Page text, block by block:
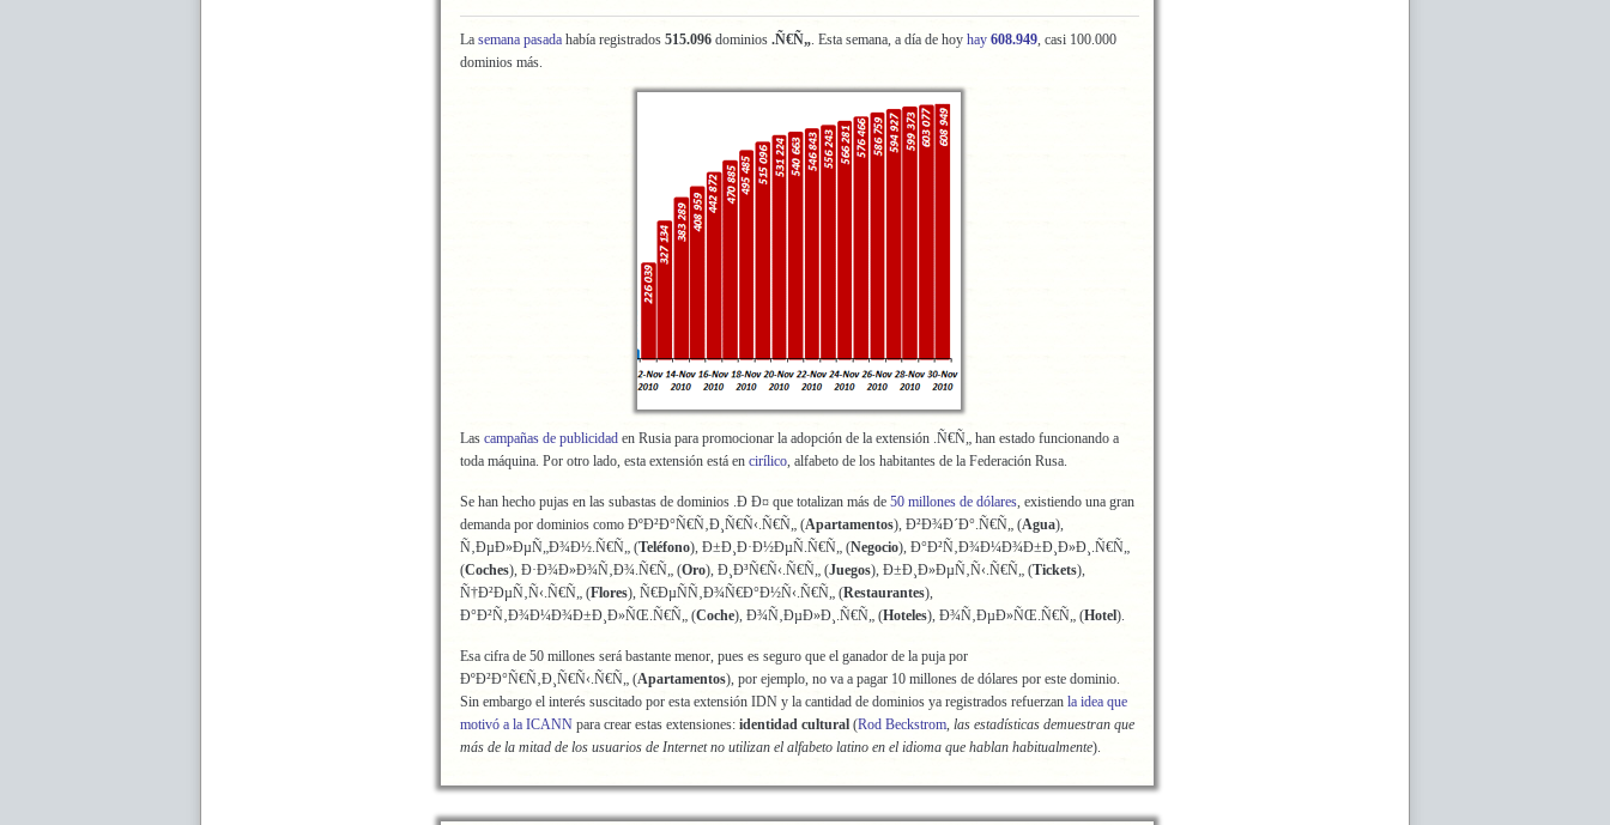
La semana pasada había registrados 515.096 dominios .Ñ€Ñ„. Esta semana, a día de hoy hay 608.949, casi 100.000
dominios más.
Las campañas de publicidad en Rusia para promocionar la adopción de la extensión .Ñ€Ñ„ han estado funcionando a
toda máquina. Por otro lado, esta extensión está en cirílico, alfabeto de los habitantes de la Federación Rusa.
Se han hecho pujas en las subastas de dominios .Ð Ð¤ que totalizan más de 50 millones de dólares, existiendo una gran
demanda por dominios como ÐºÐ²Ð°Ñ€Ñ‚Ð¸Ñ€Ñ‹.Ñ€Ñ„ (Apartamentos), Ð²Ð¾Ð´Ð°.Ñ€Ñ„ (Agua),
Ñ‚ÐµÐ»ÐµÑ„Ð¾Ð½.Ñ€Ñ„ (Teléfono), Ð±Ð¸Ð·Ð½ÐµÑ.Ñ€Ñ„ (Negocio), Ð°Ð²Ñ‚Ð¾Ð¼Ð¾Ð±Ð¸Ð»Ð¸.Ñ€Ñ„
(Coches), Ð·Ð¾Ð»Ð¾Ñ‚Ð¾.Ñ€Ñ„ (Oro), Ð¸Ð³Ñ€Ñ‹.Ñ€Ñ„ (Juegos), Ð±Ð¸Ð»ÐµÑ‚Ñ‹.Ñ€Ñ„ (Tickets),
Ñ†Ð²ÐµÑ‚Ñ‹.Ñ€Ñ„ (Flores), Ñ€ÐµÑÑ‚Ð¾Ñ€Ð°Ð½Ñ‹.Ñ€Ñ„ (Restaurantes),
Ð°Ð²Ñ‚Ð¾Ð¼Ð¾Ð±Ð¸Ð»ÑŒ.Ñ€Ñ„ (Coche), Ð¾Ñ‚ÐµÐ»Ð¸.Ñ€Ñ„ (Hoteles), Ð¾Ñ‚ÐµÐ»ÑŒ.Ñ€Ñ„ (Hotel).
Esa cifra de 50 millones será bastante menor, pues es seguro que el ganador de la puja por
ÐºÐ²Ð°Ñ€Ñ‚Ð¸Ñ€Ñ‹.Ñ€Ñ„ (Apartamentos), por ejemplo, no va a pagar 10 millones de dólares por este dominio.
Sin embargo el interés suscitado por esta extensión IDN y la cantidad de dominios ya registrados refuerzan la idea que
motivó a la ICANN para crear estas extensiones: identidad cultural (Rod Beckstrom, las estadísticas demuestran que
más de la mitad de los usuarios de Internet no utilizan el alfabeto latino en el idioma que hablan habitualmente).